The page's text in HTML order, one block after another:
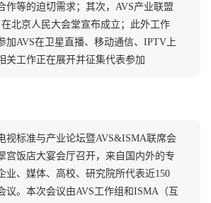
作等的迫切需求；其次，AVS产业联盟
在北京人民大会堂宣布成立；此外工作
加AVS在卫星直播、移动通信、IPTV上
关工作正在展开并征集代表参加
视标准与产业论坛暨AVS&ISMA联席会
宫饭店大宴会厅召开，来自国内外的专
业、媒体、高校、研究院所代表近150
议。本次会议由AVS工作组和ISMA（互